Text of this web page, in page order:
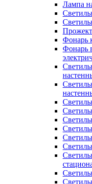
Лампа
Фонарь
Фонарь